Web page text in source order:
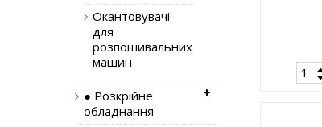
Окантовувачі
для
розпошивальних
машин
● Розкрійне
обладнання